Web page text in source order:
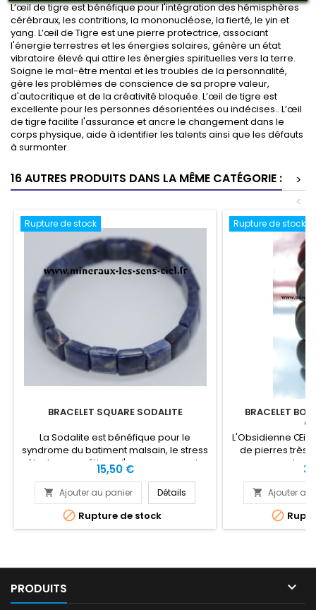
L’œil de tigre est bénéfique pour l'intégration des hémisphères
cérébraux, les contritions, la mononucléose, la fierté, le yin et
yang. L’œil de Tigre est une pierre protectrice, associant
l'énergie terrestres et les énergies solaires, génère un état
vibratoire élevé qui attire les énergies spirituelles vers la terre.
Soigne le mal-être mental et les troubles de la personnalité,
gère les problèmes de conscience de sa propre valeur,
d'autocritique et de la créativité bloquée. L’œil de tigre est
excellente pour les personnes désorientées ou indécises.. L’œil
de tigre facilite l'assurance et ancre le changement dans le
corps physique, aide à identifier les talents ainsi que les défauts
à surmonter.
16 AUTRES PRODUITS DANS LA MÊME CATÉGORIE :
>
<
Rupture de stock
BRACELET SQUARE SODALITE
La Sodalite est bénéfique pour le
syndrome du batiment malsain, le stress
électromagnétique, l'amour propre, la
crise de panique, l'abaissement de la
pression artérielle, le larynx, les cordes
vocales la gorge, l'insomnie, le système
immunitaire, les organes, les troubles
digestifs, les fièvres, l'enrouement, la
Prix
15,50 €
 Ajouter au panier Détails
 Rupture de stock
Rupture de stock
BRACELET
L'Obsidienne Œil
de pierres très
connecter
L'Obsidienne
malédictions,
et occultes.
bénéfique
nerveuses,
 Ajouter au

PRODUITS 